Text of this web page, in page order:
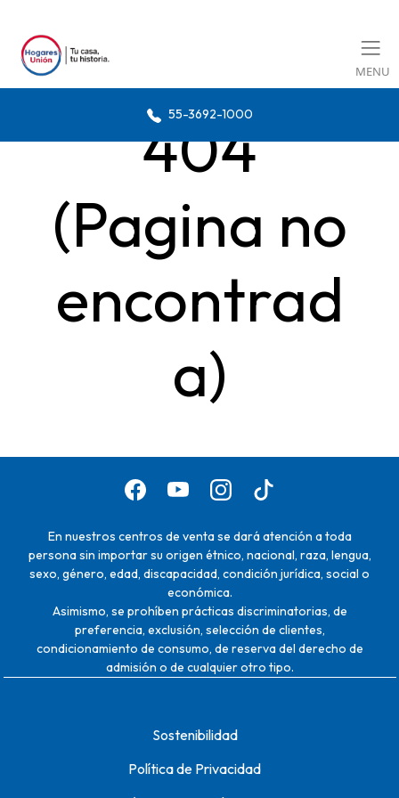
MENU
55-3692-1000
404
(Pagina no
encontrad
a)
En nuestros centros de venta se dará atención a toda
persona sin importar su origen étnico, nacional, raza, lengua,
sexo, género, edad, discapacidad, condición jurídica, social o
económica.
Asimismo, se prohíben prácticas discriminatorias, de
preferencia, exclusión, selección de clientes,
condicionamiento de consumo, de reserva del derecho de
admisión o de cualquier otro tipo.
Sostenibilidad
Política de Privacidad